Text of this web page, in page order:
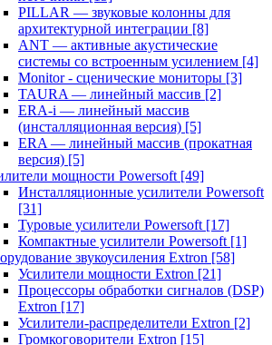
PILLAR — звуковые колонны для
архитектурной интеграции [8]
ANT — активные акустические
системы со встроенным усилением [4]
Monitor - сценические мониторы [3]
TAURA — линейный массив [2]
ERA-i — линейный массив
(инсталляционная версия) [5]
ERA — линейный массив (прокатная
версия) [5]
мощности Powersoft [49]
Инсталляционные усилители Powersoft
[31]
Туровые усилители Powersoft [17]
Компактные усилители Powersoft [1]
звукоусиления Extron [58]
Усилители мощности Extron [21]
Процессоры обработки сигналов (DSP)
Extron [17]
Усилители-распределители Extron [2]
Громкоговорители Extron [15]